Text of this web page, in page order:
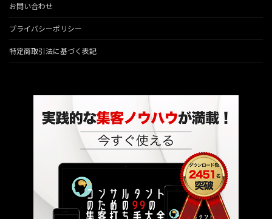
お問い合わせ
プライバシーポリシー
特定商取引法に基づく表記